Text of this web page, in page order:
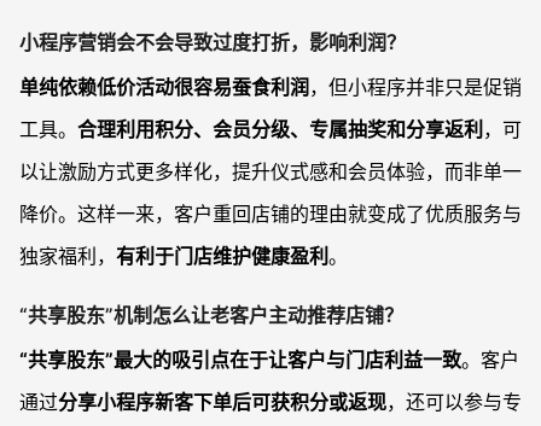
小程序营销会不会导致过度打折，影响利润？
单纯依赖低价活动很容易蚕食利润，但小程序并非只是促销
工具。 合理利用积分、会员分级、专属抽奖和分享返利 ，可
以让激励方式更多样化，提升仪式感和会员体验，而非单一
降价。这样一来，客户重回店铺的理由就变成了优质服务与
独家福利， 有利于门店维护健康盈利 。
“共享股东”机制怎么让老客户主动推荐店铺？
“共享股东”最大的吸引点在于让客户与门店利益一致。客户
通过分享小程序新客下单后可获积分或返现，还可以参与专